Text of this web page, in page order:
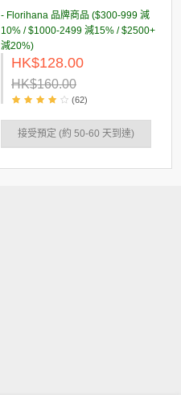
- Florihana 品牌商品 ($300-999 減
10% / $1000-2499 減15% / $2500+
減20%)
HK$128.00
HK$160.00
(62)
接受預定 (約 50-60 天到達)